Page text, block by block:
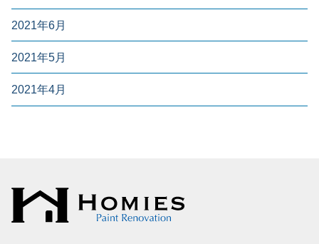
2021年6月
2021年5月
2021年4月